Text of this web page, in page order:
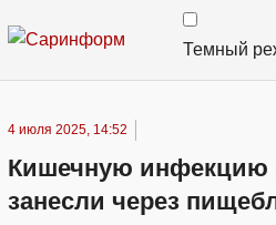
Темный
4 июля 2025, 14:52
Кишечную инфекцию
занесли через